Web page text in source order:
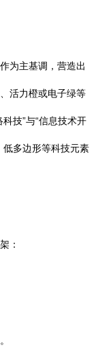
为主基调，营造出
活力橙或电子绿等
技”与“信息技术开
低多边形等科技元素
：